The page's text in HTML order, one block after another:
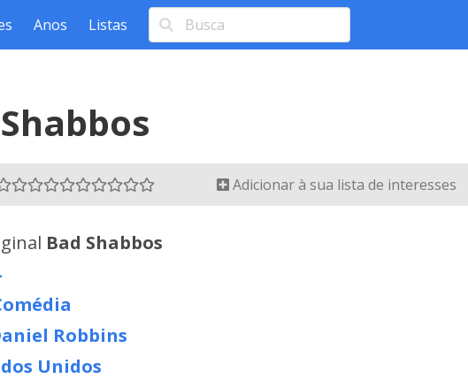
Anos Listas
Adicionar à sua lista de interesses
Bad Shabbos
Robbins
Unidos